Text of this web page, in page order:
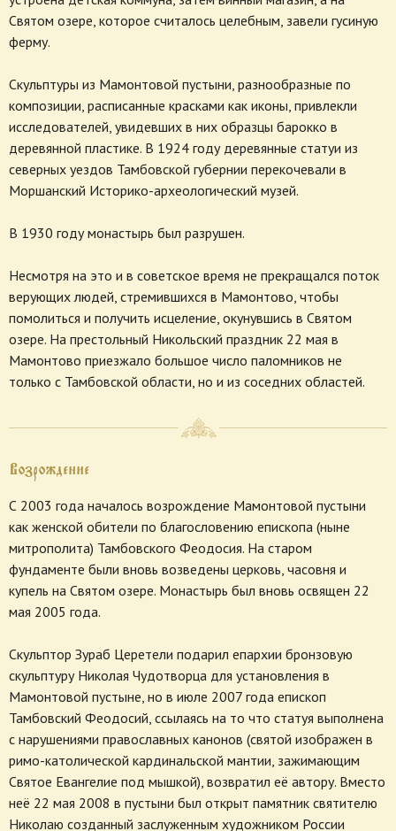
Святом озере, которое считалось целебным, завели гусиную
ферму.
Скульптуры из Мамонтовой пустыни, разнообразные по
композиции, расписанные красками как иконы, привлекли
исследователей, увидевших в них образцы барокко в
деревянной пластике. В 1924 году деревянные статуи из
северных уездов Тамбовской губернии перекочевали в
Моршанский Историко-археологический музей.
В 1930 году монастырь был разрушен.
Несмотря на это и в советское время не прекращался поток
верующих людей, стремившихся в Мамонтово, чтобы
помолиться и получить исцеление, окунувшись в Святом
озере. На престольный Никольский праздник 22 мая в
Мамонтово приезжало большое число паломников не
только с Тамбовской области, но и из соседних областей.
Возрождение
С 2003 года началось возрождение Мамонтовой пустыни
как женской обители по благословению епископа (ныне
митрополита) Тамбовского Феодосия. На старом
фундаменте были вновь возведены церковь, часовня и
купель на Святом озере. Монастырь был вновь освящен 22
мая 2005 года.
Скульптор Зураб Церетели подарил епархии бронзовую
скульптуру Николая Чудотворца для установления в
Мамонтовой пустыне, но в июле 2007 года епископ
Тамбовский Феодосий, ссылаясь на то что статуя выполнена
с нарушениями православных канонов (святой изображен в
римо-католической кардинальской мантии, зажимающим
Святое Евангелие под мышкой), возвратил её автору. Вместо
неё 22 мая 2008 в пустыни был открыт памятник святителю
Николаю созданный заслуженным художником России